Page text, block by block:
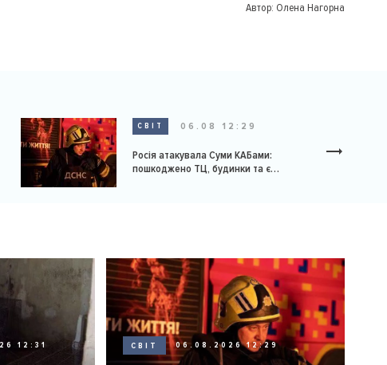
Автор: Олена Нагорна
СВІТ 06.08 12:29
Росія атакувала Суми КАБами:
пошкоджено ТЦ, будинки та є
12:31 СВІТ 06.08.2026 12:29